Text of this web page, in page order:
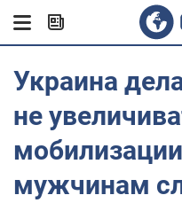
Украина
не
мужчинам